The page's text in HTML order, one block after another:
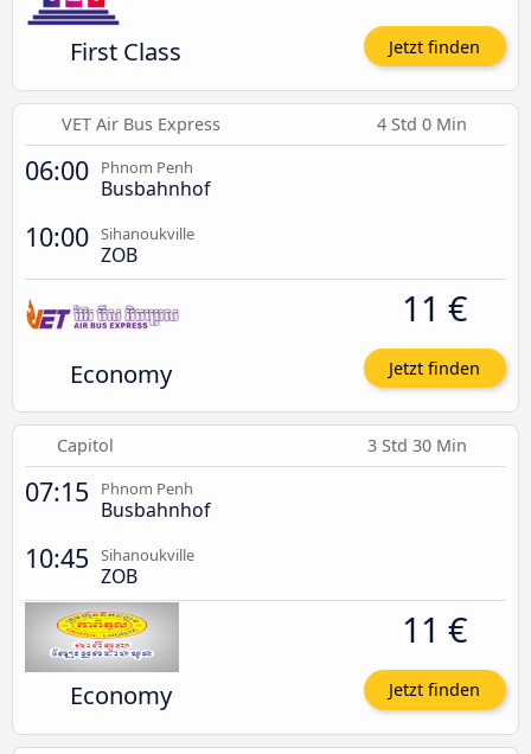
First Class Jetzt finden
VET Air Bus Express 4 Std 0 Min
06:00 Phnom Penh
Busbahnhof
10:00 Sihanoukville
ZOB
Economy
11 €
Jetzt finden
Capitol 3 Std 30 Min
07:15 Phnom Penh
Busbahnhof
10:45 Sihanoukville
ZOB
Economy
11 €
Jetzt finden